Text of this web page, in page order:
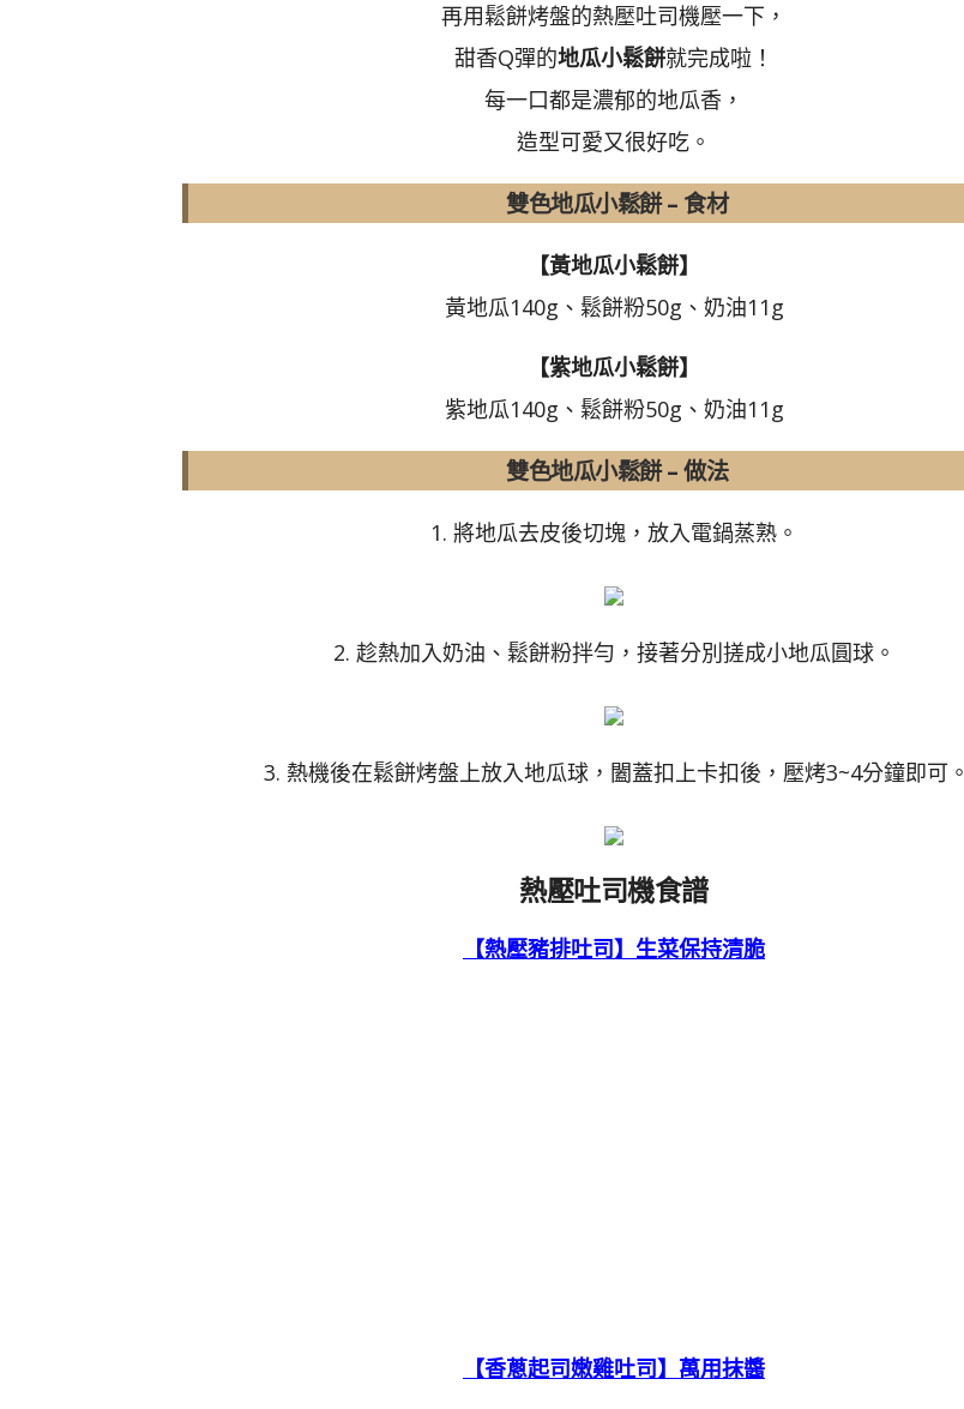
再用鬆餅烤盤的熱壓吐司機壓一下，
甜香Q彈的地瓜小鬆餅就完成啦！
每一口都是濃郁的地瓜香，
造型可愛又很好吃。
雙色地瓜小鬆餅 – 食材
【黃地瓜小鬆餅】
黃地瓜140g、鬆餅粉50g、奶油11g
【紫地瓜小鬆餅】
紫地瓜140g、鬆餅粉50g、奶油11g
雙色地瓜小鬆餅 – 做法
1. 將地瓜去皮後切塊，放入電鍋蒸熟。
2. 趁熱加入奶油、鬆餅粉拌勻，接著分別搓成小地瓜圓球。
3. 熱機後在鬆餅烤盤上放入地瓜球，闔蓋扣上卡扣後，壓烤3~4分鐘即可。
熱壓吐司機食譜
【熱壓豬排吐司】生菜保持清脆
【香蔥起司嫩雞吐司】萬用抹醬